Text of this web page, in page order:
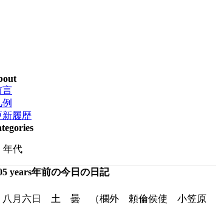
言
例
新履歴
年代
years年前の今日の日記
月六日 土 曇 （欄外 頼倫侯使 小笠原